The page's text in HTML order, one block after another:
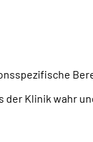
Klinik wahr